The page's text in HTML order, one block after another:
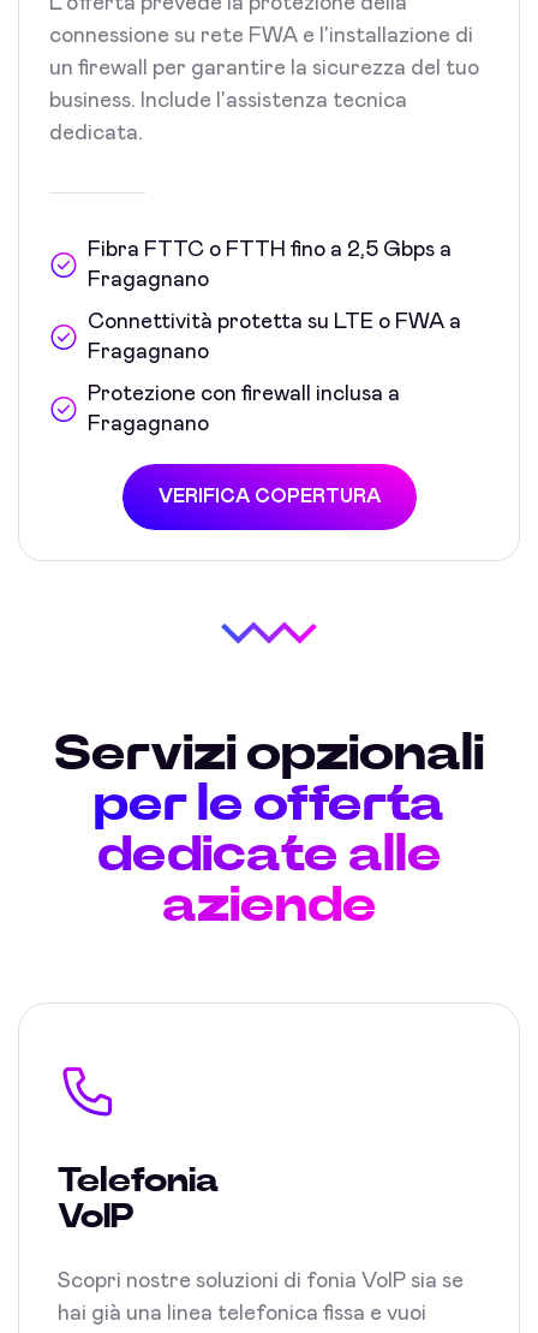
connessione su rete FWA e l'installazione di
un firewall per garantire la sicurezza del tuo
business. Include l'assistenza tecnica
dedicata.
Fibra FTTC o FTTH fino a 2,5 Gbps a
Fragagnano
Connettività protetta su LTE o FWA a
Fragagnano
Protezione con firewall inclusa a
Fragagnano
VERIFICA COPERTURA
Servizi opzionali
per le offerta
dedicate alle
aziende
Telefonia
VoIP
Scopri nostre soluzioni di fonia VoIP sia se
hai già una linea telefonica fissa e vuoi